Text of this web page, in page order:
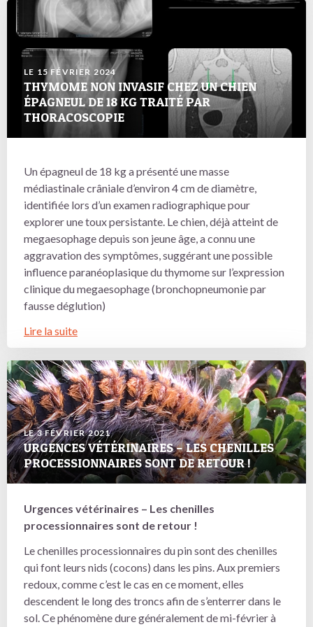
LE 15 FÉVRIER 2024
THYMOME NON INVASIF CHEZ UN CHIEN
ÉPAGNEUL DE 18 KG TRAITÉ PAR
THORACOSCOPIE
Un épagneul de 18 kg a présenté une masse
médiastinale crâniale d’environ 4 cm de diamètre,
identifiée lors d’un examen radiographique pour
explorer une toux persistante. Le chien, déjà atteint de
megaesophage depuis son jeune âge, a connu une
aggravation des symptômes, suggérant une possible
influence paranéoplasique du thymome sur l’expression
clinique du megaesophage (bronchopneumonie par
fausse déglution)
Lire la suite
LE 3 FÉVRIER 2021
URGENCES VÉTÉRINAIRES – LES CHENILLES
PROCESSIONNAIRES SONT DE RETOUR !
Urgences vétérinaires – Les chenilles
processionnaires sont de retour !
Le chenilles processionnaires du pin sont des chenilles
qui font leurs nids (cocons) dans les pins. Aux premiers
redoux, comme c’est le cas en ce moment, elles
descendent le long des troncs afin de s’enterrer dans le
sol. Ce phénomène dure généralement de mi-février à